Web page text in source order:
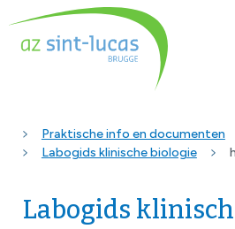
Praktische info en documenten
Labogids klinische biologie
Labogids